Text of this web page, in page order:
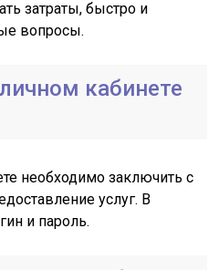
затраты, быстро и
вопросы.
кабинете
необходимо заключить с
услуг. В
и пароль.